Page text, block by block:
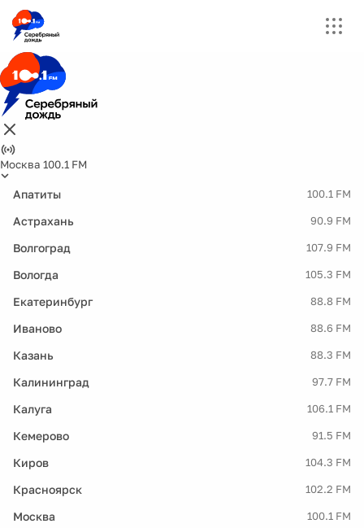
Москва 100.1 FM
Апатиты 100.1 FM
Астрахань 90.9 FM
Волгоград 107.9 FM
Вологда 105.3 FM
Екатеринбург 88.8 FM
Иваново 88.6 FM
Казань 88.3 FM
Калининград 97.7 FM
Калуга 106.1 FM
Кемерово 91.5 FM
Киров 104.3 FM
Красноярск 102.2 FM
Москва 100.1 FM